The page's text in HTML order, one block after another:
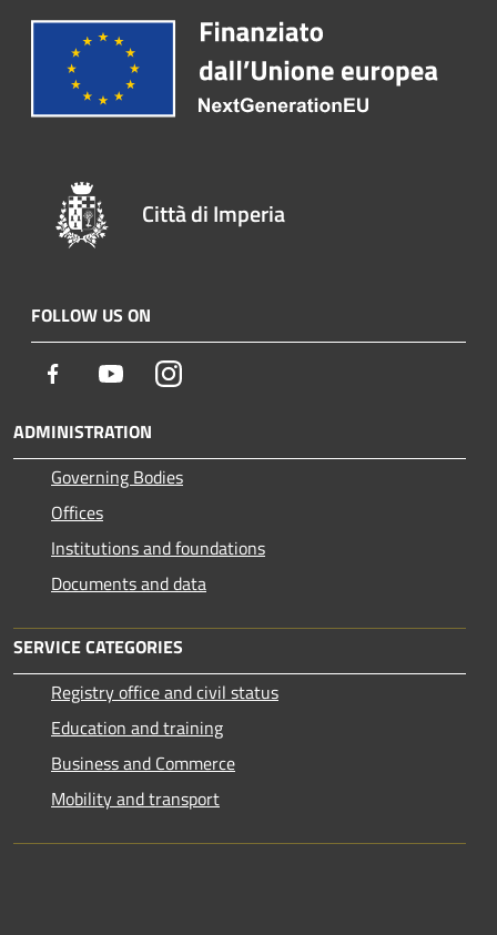
Città di Imperia
FOLLOW US ON
Facebook YoutubeInstagram
ADMINISTRATION
Governing Bodies
Offices
Institutions and foundations
Documents and data
SERVICE CATEGORIES
Registry office and civil status
Education and training
Business and Commerce
Mobility and transport